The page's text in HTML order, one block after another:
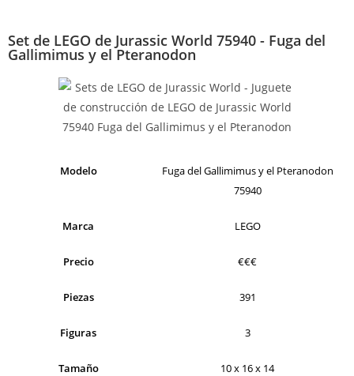
Set de LEGO de Jurassic World 75940 - Fuga del
Gallimimus y el Pteranodon
Modelo
Fuga del Gallimimus y el Pteranodon
75940
Marca LEGO
Precio €€€
Piezas 391
Figuras 3
Tamaño 10 x 16 x 14